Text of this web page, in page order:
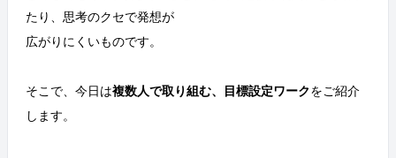
たり、思考のクセで発想が
広がりにくいものです。
そこで、今日は複数人で取り組む、目標設定ワークをご紹介
します。